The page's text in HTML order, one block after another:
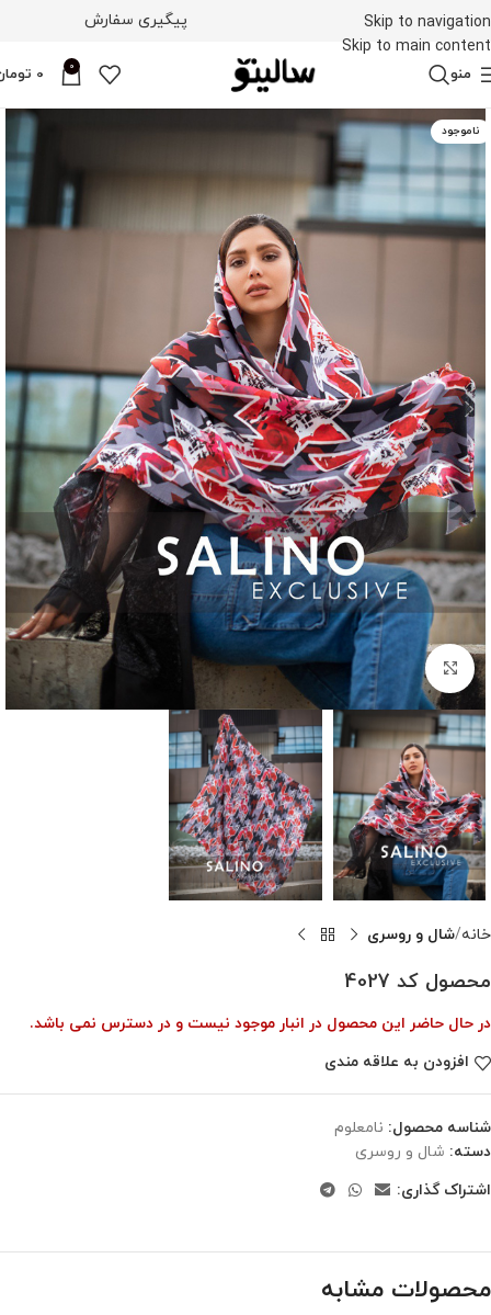
Skip to navigation
Skip to main content
پیگیری سفارش
منو 0
0
ناموجود
بزرگنمایی تصویر
خانه شال و روسری
محصول کد 4027
در حال حاضر این محصول در انبار موجود نیست و در دسترس نمی باشد.
افزودن به علاقه مندی
شناسه محصول: نامعلوم
دسته: شال و روسری
اشتراک گذاری:
محصولات مشابه